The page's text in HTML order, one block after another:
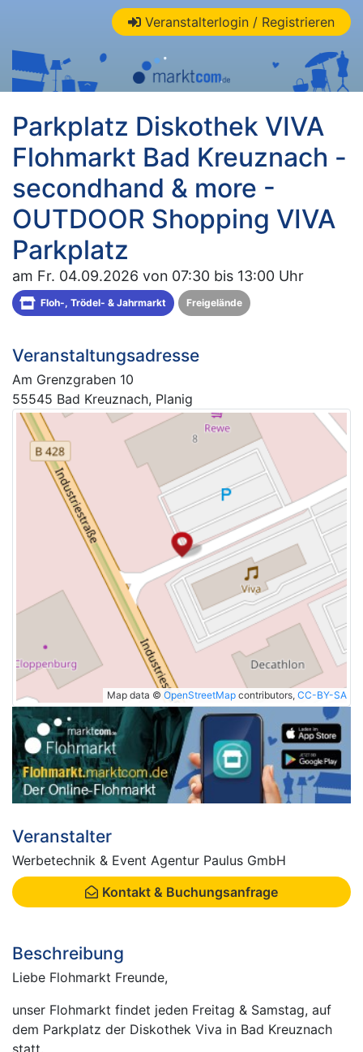
Veranstalterlogin / Registrieren
Parkplatz Diskothek VIVA
Flohmarkt Bad Kreuznach -
secondhand & more -
OUTDOOR Shopping VIVA
Parkplatz
am Fr. 04.09.2026 von 07:30 bis 13:00 Uhr
Floh-, Trödel- & Jahrmarkt Freigelände
Veranstaltungsadresse
Am Grenzgraben 10
55545 Bad Kreuznach, Planig
Map data © OpenStreetMap contributors, CC-BY-SA
Veranstalter
Werbetechnik & Event Agentur Paulus GmbH
Kontakt & Buchungsanfrage
Beschreibung
Liebe Flohmarkt Freunde,
unser Flohmarkt findet jeden Freitag & Samstag, auf
dem Parkplatz der Diskothek Viva in Bad Kreuznach